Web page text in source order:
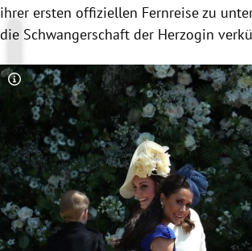
ihrer ersten offiziellen Fernreise zu
die Schwangerschaft der Herzogin
Copyright-Hinweis öffnen/schließen